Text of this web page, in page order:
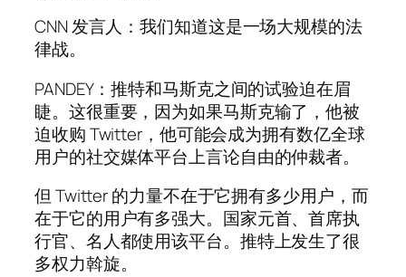
CNN 发言人：我们知道这是一场大规模的法
律战。
PANDEY：推特和马斯克之间的试验迫在眉
睫。这很重要，因为如果马斯克输了，他被
迫收购 Twitter，他可能会成为拥有数亿全球
用户的社交媒体平台上言论自由的仲裁者。
但 Twitter 的力量不在于它拥有多少用户，而
在于它的用户有多强大。国家元首、首席执
行官、名人都使用该平台。推特上发生了很
多权力斡旋。